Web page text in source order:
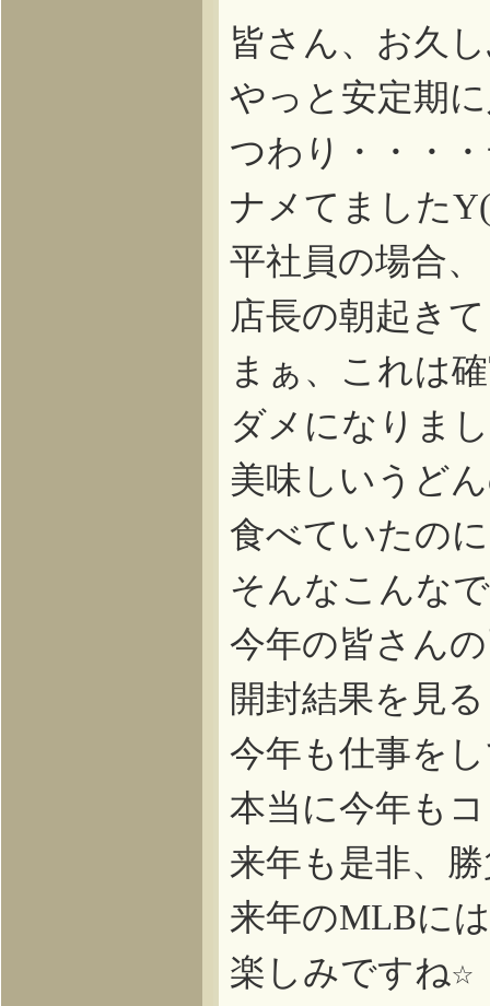
皆さん、お久
やっと安定期
つわり・・・
ナメてました
平社員の場合
店長の朝起き
まぁ、これは
ダメになりま
美味しいうど
食べていたの
そんなこんな
今年の皆さん
開封結果を見
今年も仕事を
本当に今年も
来年も是非、
来年のMLBに
楽しみですね☆